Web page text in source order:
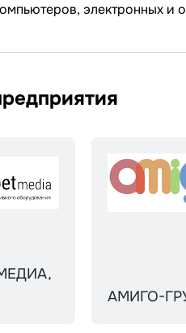
электронных и
АМИГО-